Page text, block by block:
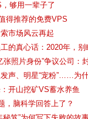
够用一辈子了
得推荐的免费VPS
市场风云再起
的真心话：2020年，别
张照片身份”争议公司：
声、明星“宠粉”……为
开山挖矿VS蓄水养鱼
，脑科学回答上了？